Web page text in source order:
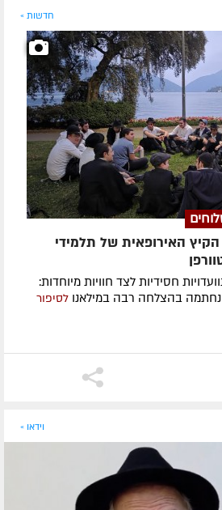
חדשות »
האירופאית של תלמידי
חסידיות לצד חוויות מיוחדות:
נחתמה בהצלחה רבה במילאנו לסיפור
וידאו »